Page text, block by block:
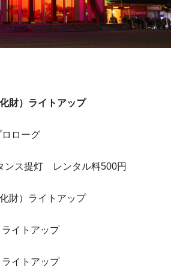
財）ライトアップ
ローグ
ンス提灯 レンタル料500円
財）ライトアップ
イトアップ
イトアップ